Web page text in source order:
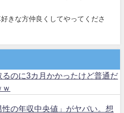
きな方仲良くしてやってくださ
るのに3カ月かかったけど普通だ
ｗ
性の年収中央値」がヤバい。想